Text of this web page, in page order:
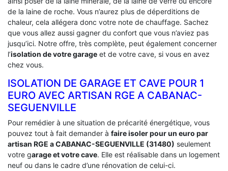
de la laine de roche. Vous n’aurez plus de déperditions de
chaleur, cela allégera donc votre note de chauffage. Sachez
que vous allez aussi gagner du confort que vous n’aviez pas
jusqu’ici. Notre offre, très complète, peut également concerner
l’isolation de votre garage et de votre cave, si vous en avez
chez vous.
ISOLATION DE GARAGE ET CAVE POUR 1
EURO AVEC ARTISAN RGE A CABANAC-
SEGUENVILLE
Pour remédier à une situation de précarité énergétique, vous
pouvez tout à fait demander à faire isoler pour un euro par
artisan RGE a CABANAC-SEGUENVILLE (31480) seulement
votre garage et votre cave. Elle est réalisable dans un logement
neuf ou dans le cadre d’une rénovation de celui-ci.